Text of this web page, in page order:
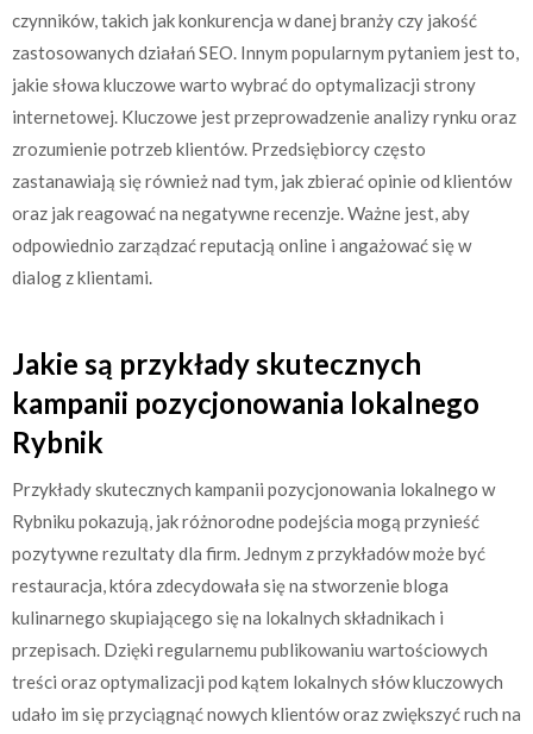
czynników, takich jak konkurencja w danej branży czy jakość
zastosowanych działań SEO. Innym popularnym pytaniem jest to,
jakie słowa kluczowe warto wybrać do optymalizacji strony
internetowej. Kluczowe jest przeprowadzenie analizy rynku oraz
zrozumienie potrzeb klientów. Przedsiębiorcy często
zastanawiają się również nad tym, jak zbierać opinie od klientów
oraz jak reagować na negatywne recenzje. Ważne jest, aby
odpowiednio zarządzać reputacją online i angażować się w
dialog z klientami.
Jakie są przykłady skutecznych
kampanii pozycjonowania lokalnego
Rybnik
Przykłady skutecznych kampanii pozycjonowania lokalnego w
Rybniku pokazują, jak różnorodne podejścia mogą przynieść
pozytywne rezultaty dla firm. Jednym z przykładów może być
restauracja, która zdecydowała się na stworzenie bloga
kulinarnego skupiającego się na lokalnych składnikach i
przepisach. Dzięki regularnemu publikowaniu wartościowych
treści oraz optymalizacji pod kątem lokalnych słów kluczowych
udało im się przyciągnąć nowych klientów oraz zwiększyć ruch na